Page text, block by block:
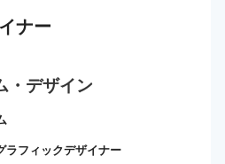
ナー
・デザイン
ラフィックデザイナー